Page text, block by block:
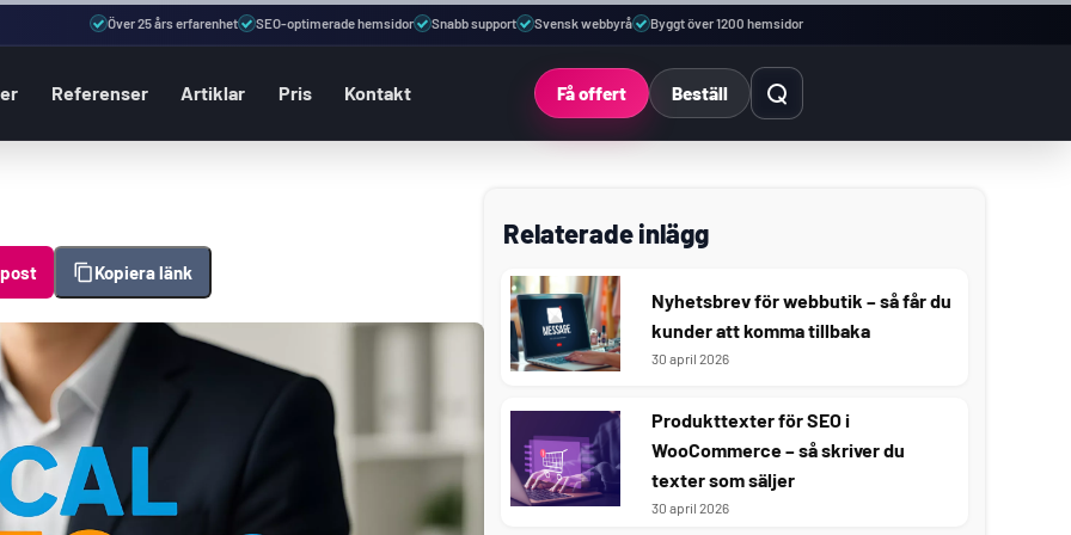
Över 25 års erfarenhet SEO-optimerade hemsidor Snabb support Svensk webbyrå Byggt över 1200 hemsidor
Referenser Artiklar Pris Kontakt Få offert Beställ Öppna sök
Kopiera länk
Relaterade inlägg
Nyhetsbrev för webbutik – så får du
kunder att komma tillbaka
30 april 2026
Produkttexter för SEO i
WooCommerce – så skriver du
texter som säljer
30 april 2026